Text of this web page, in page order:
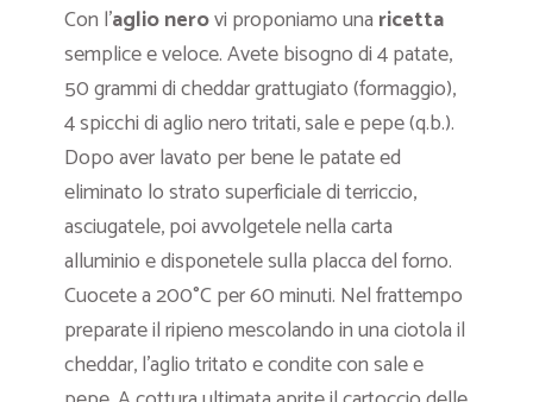
Con l’aglio nerovi proponiamo una ricetta
semplice e veloce. Avete bisogno di 4 patate,
50 grammi di cheddar grattugiato (formaggio),
4 spicchi di aglio nero tritati, sale e pepe (q.b.).
Dopo aver lavato per bene le patate ed
eliminato lo strato superficiale di terriccio,
asciugatele, poi avvolgetele nella carta
alluminio e disponetele sulla placca del forno.
Cuocete a 200°C per 60 minuti. Nel frattempo
preparate il ripieno mescolando in una ciotola il
cheddar, l’aglio tritato e condite con sale e